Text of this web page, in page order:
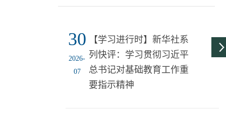
30
2026-
07
【学习进行时】新华社系
列快评：学习贯彻习近平
总书记对基础教育工作重
要指示精神